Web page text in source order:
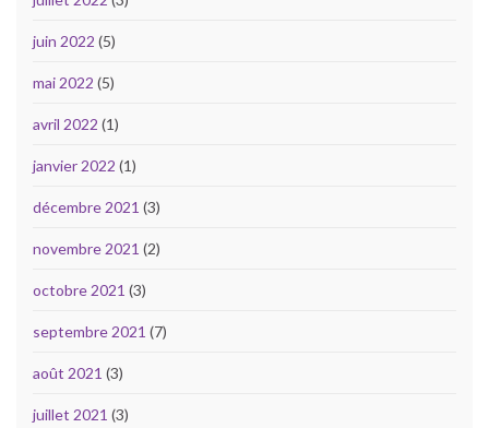
juin 2022 (5)
mai 2022 (5)
avril 2022 (1)
janvier 2022 (1)
décembre 2021 (3)
novembre 2021 (2)
octobre 2021 (3)
septembre 2021 (7)
août 2021 (3)
juillet 2021 (3)